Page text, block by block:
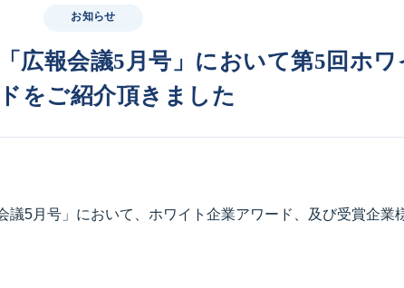
お知らせ
広報会議5月号」において第5回ホ
をご紹介頂きました
議5月号」において、ホワイト企業アワード、及び受賞企業